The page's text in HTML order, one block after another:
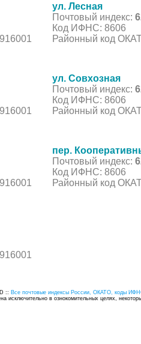
ул. Лесная
Почтовый индекс:
Код ИФНС: 8606
Районный код
ул. Совхозная
Почтовый индекс:
Код ИФНС: 8606
Районный код
пер.
Почтовый индекс:
Код ИФНС: 8606
Районный код
:: Все почтовые индексы России, ОКАТО, коды
исключительно в ознокомительных целях,